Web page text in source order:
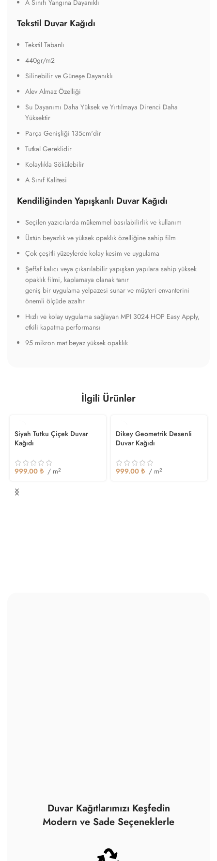
A Sınıfı Yangına Dayanıklı
Tekstil Duvar Kağıdı
Tekstil Tabanlı
440gr/m2
Silinebilir ve Güneşe Dayanıklı
Alev Almaz Özelliği
Su Dayanımı Daha Yüksek ve Yırtılmaya Direnci Daha
Yüksektir
Parça Genişliği 135cm'dir
Tutkal Gereklidir
Kolaylıkla Sökülebilir
A Sınıf Kalitesi
Kendiliğinden Yapışkanlı Duvar Kağıdı
Seçilen yazıcılarda mükemmel basılabilirlik ve kullanım
Üstün beyazlık ve yüksek opaklık özelliğine sahip film
Çok çeşitli yüzeylerde kolay kesim ve uygulama
Şeffaf kalıcı veya çıkarılabilir yapışkan yapılara sahip yüksek
opaklık filmi, kaplamaya olanak tanır
geniş bir uygulama yelpazesi sunar ve müşteri envanterini
önemli ölçüde azaltır
Hızlı ve kolay uygulama sağlayan MPI 3024 HOP Easy Apply,
etkili kapatma performansı
95 mikron mat beyaz yüksek opaklık
İlgili Ürünler
Siyah Tutku Çiçek Duvar
Kağıdı
999.00 ₺ / m2
Dikey Geometrik Desenli
Duvar Kağıdı
999.00 ₺ / m2
Duvar Kağıtlarımızı Keşfedin
Modern ve Sade Seçeneklerle